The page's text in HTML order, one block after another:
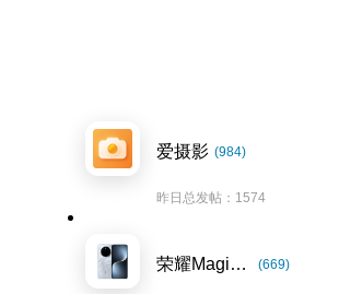
爱摄影 (984)
昨日总发帖：1574
荣耀Magic7系列 (669)